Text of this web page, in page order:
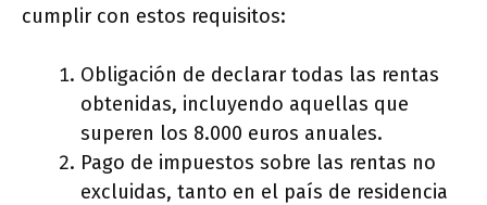
cumplir con estos requisitos:
Obligación de declarar todas las rentas
obtenidas, incluyendo aquellas que
superen los 8.000 euros anuales.
Pago de impuestos sobre las rentas no
excluidas, tanto en el país de residencia